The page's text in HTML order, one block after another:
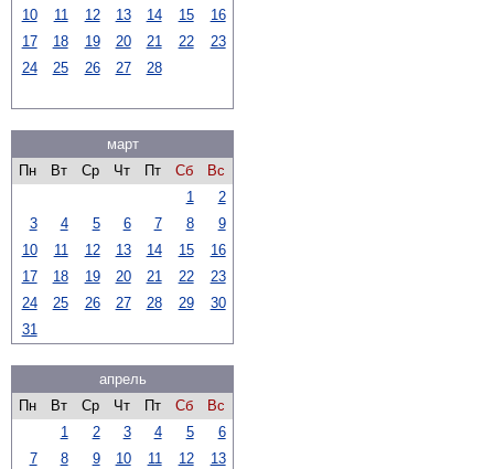
10
11 12 13 14 15
16
17
18 19 20 21 22
23
24
25 26 27 28
март
Пн
Вт Ср Чт Пт Сб
Вс
1
2
3
4 5 6 7 8
9
10
11 12 13 14 15
16
17
18 19 20 21 22
23
24
25 26 27 28 29
30
31
апрель
Пн
Вт Ср Чт Пт Сб
Вс
1
2 3 4 5
6
7
8 9 10 11 12
13